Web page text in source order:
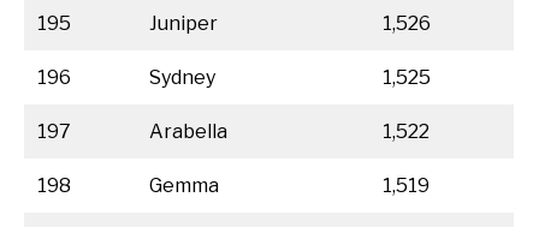
195 Juniper 1,526
196 Sydney 1,525
197 Arabella 1,522
198 Gemma 1,519